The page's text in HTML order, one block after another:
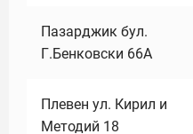
Пазарджик бул.
Г.Бенковски 66А
Плевен ул. Кирил и
Методий 18